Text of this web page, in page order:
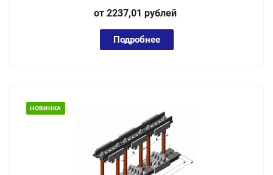
от 2237,01 рублей
Подробнее
НОВИНКА